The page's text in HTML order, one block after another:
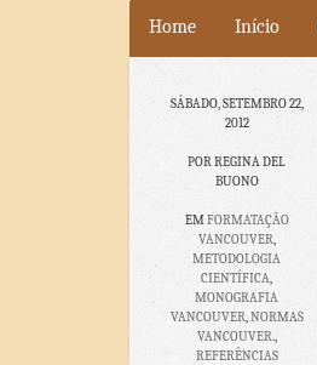
Home Início
SÁBADO, SETEMBRO 22,
2012
POR REGINA DEL
BUONO
EMFORMATAÇÃO
VANCOUVER,
METODOLOGIA
CIENTÍFICA,
MONOGRAFIA
VANCOUVER,NORMAS
VANCOUVER.,
REFERÊNCIAS